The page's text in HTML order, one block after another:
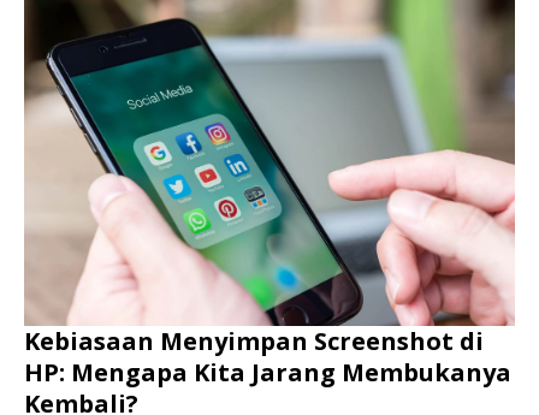
Kebiasaan Menyimpan Screenshot di
HP: Mengapa Kita Jarang Membukanya
Kembali?